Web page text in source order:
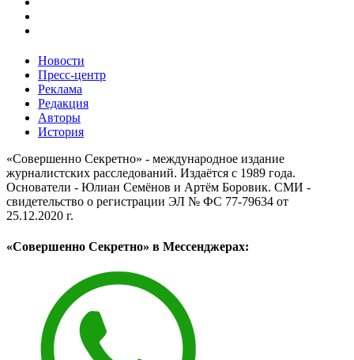
Новости
Пресс-центр
Реклама
Редакция
Авторы
История
«Совершенно Секретно» - международное издание
журналистских расследований. Издаётся с 1989 года.
Основатели - Юлиан Семёнов и Артём Боровик. CМИ -
свидетельство о регистрации ЭЛ № ФС 77-79634 от
25.12.2020 г.
«Совершенно Секретно» в Мессенджерах: